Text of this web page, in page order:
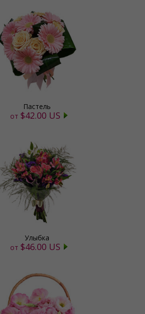
Пастель
от $42.00 US
Улыбка
от $46.00 US